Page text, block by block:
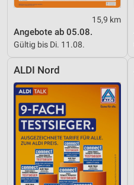
15,9 km
Angebote ab 05.08.
Gültig bis Di. 11.08.
ALDI Nord
Geräte anhand von aktiv
Informationen identifizieren
Nicht-IAB-Verarbeitungszwecke:
Notwendig
Performance
Funktional
Werbung